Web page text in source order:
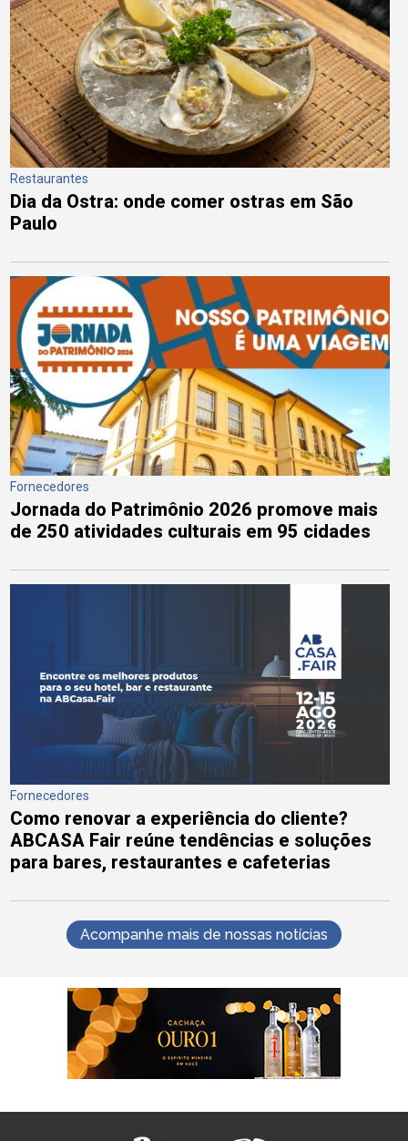
Restaurantes
Dia da Ostra: onde comer ostras em São
Paulo
Fornecedores
Jornada do Patrimônio 2026 promove mais
de 250 atividades culturais em 95 cidades
Fornecedores
Como renovar a experiência do cliente?
ABCASA Fair reúne tendências e soluções
para bares, restaurantes e cafeterias
Acompanhe mais de nossas notícias